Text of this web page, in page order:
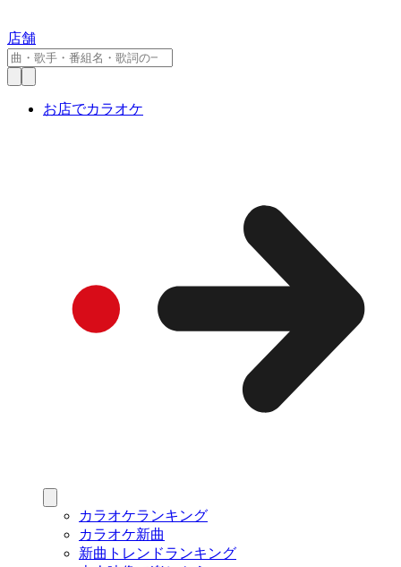
店舗
お店でカラオケ
カラオケランキング
カラオケ新曲
新曲トレンドランキング